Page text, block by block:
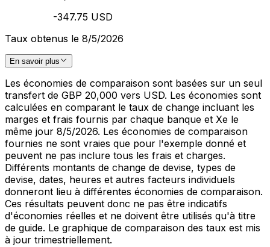
-347.75 USD
Taux obtenus le 8/5/2026
En savoir plus
Les économies de comparaison sont basées sur un seul
transfert de GBP 20,000 vers USD. Les économies sont
calculées en comparant le taux de change incluant les
marges et frais fournis par chaque banque et Xe le
même jour 8/5/2026. Les économies de comparaison
fournies ne sont vraies que pour l'exemple donné et
peuvent ne pas inclure tous les frais et charges.
Différents montants de change de devise, types de
devise, dates, heures et autres facteurs individuels
donneront lieu à différentes économies de comparaison.
Ces résultats peuvent donc ne pas être indicatifs
d'économies réelles et ne doivent être utilisés qu'à titre
de guide. Le graphique de comparaison des taux est mis
à jour trimestriellement.